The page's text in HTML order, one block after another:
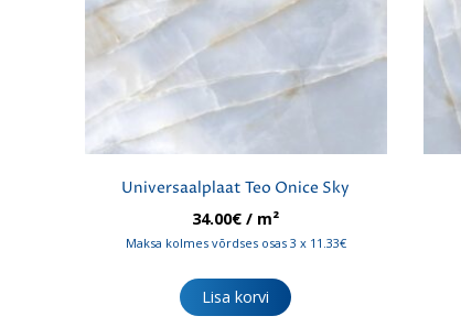
Universaalplaat Teo Onice Sky
34.00€ / m²
Maksa kolmes võrdses osas 3 x 11.33€
Lisa korvi